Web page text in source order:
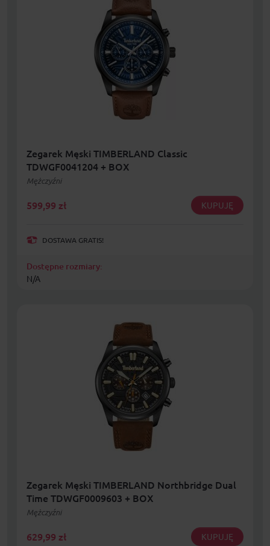
Zegarek Męski TIMBERLAND Classic
TDWGF0041204 + BOX
Mężczyźni
599,99 zł KUPUJĘ
DOSTAWA GRATIS!
Dostępne rozmiary:
N/A
Zegarek Męski TIMBERLAND Northbridge Dual
Time TDWGF0009603 + BOX
Mężczyźni
629,99 zł KUPUJĘ